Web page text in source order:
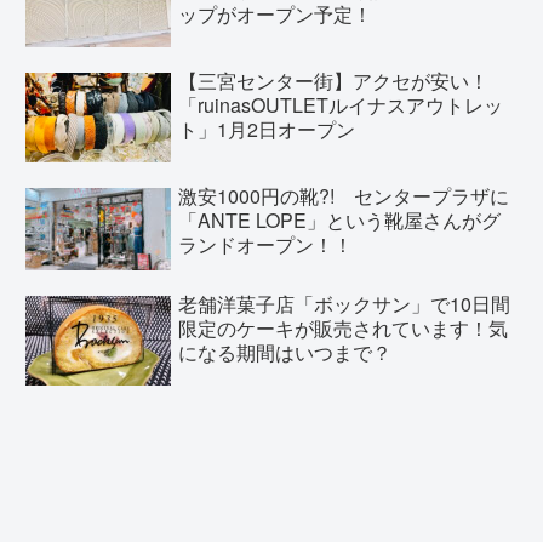
ップがオープン予定！
【三宮センター街】アクセが安い！
「ruinasOUTLETルイナスアウトレッ
ト」1月2日オープン
激安1000円の靴?! センタープラザに
「ANTE LOPE」という靴屋さんがグ
ランドオープン！！
老舗洋菓子店「ボックサン」で10日間
限定のケーキが販売されています！気
になる期間はいつまで？